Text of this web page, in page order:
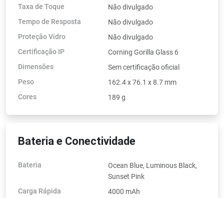
Taxa de Toque
Não divulgado
Tempo de Resposta
Não divulgado
Proteção Vidro
Não divulgado
Certificação IP
Corning Gorilla Glass 6
Dimensões
Sem certificação oficial
Peso
162.4 x 76.1 x 8.7 mm
Cores
189 g
Bateria e Conectividade
Bateria
Ocean Blue, Luminous Black,
Sunset Pink
Carga Rápida
4000 mAh